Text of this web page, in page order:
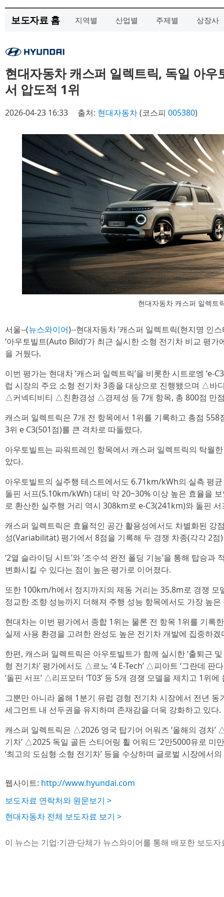
보도자료 홈 지역별 산업별 주제별 상장사
현대자동차 캐스퍼 일렉트릭, 독일 아우
서 압도적 1위
2026-04-23 16:33 출처: 현대자동차(코스피 005380)
현대자동차 캐스퍼 일렉트
서울--(뉴스와이어)--현대자동차 ‘캐스퍼 일렉트릭(현지명 인
‘아우토빌트(Auto Bild)’가 최근 실시한 소형 전기차 비교 평
을 거뒀다.
이번 평가는 현대차 ‘캐스퍼 일렉트릭’을 비롯한 시트로엥 ‘e-
럽 시장의 주요 소형 전기차 3종을 대상으로 진행됐으며 △
△커넥티비티 △친환경성 △경제성 등 7개 항목, 총 800점 만
캐스퍼 일렉트릭은 7개 전 항목에서 1위를 기록하고 총점
3위 e C3(501점)를 큰 격차로 따돌렸다.
아우토빌트는 파워트레인 항목에서 캐스퍼 일렉트릭의 탁월
았다.
아우토빌트의 실주행 테스트에서도 6.71km/kWh의 실측 평
돌핀 서프(5.10km/kWh) 대비 약 20~30% 이상 높은 효율을
로 환산한 실주행 거리 역시 308km로 e-C3(241km)와 돌핀
캐스퍼 일렉트릭은 효율적인 공간 활용성에서도 차별화된 강
성(Variabilität) 평가에서 8점을 기록해 두 경쟁 차종(각각 2점
‘2열 슬라이딩 시트’와 ‘조수석 완전 폴딩 기능’을 통해 탑승
변화시킬 수 있다는 점이 높은 평가로 이어졌다.
또한 100km/h에서 정지까지의 제동 거리는 35.8m로 경쟁 모
정교한 조향 성능까지 더해져 주행 성능 항목에서도 가장 높은
현대차는 이번 평가에서 종합 1위는 물론 전 항목 1위를 기록
실제 사용 환경을 고려한 완성도 높은 전기차 개발에 집중하겠
한편, 캐스퍼 일렉트릭은 아우토빌트가 함께 실시한 ‘출퇴근
형 전기차’ 평가에서도 △르노 ‘4 E-Tech’ △피아트 ‘그란데 판
‘돌핀 서프’ △리프모터 ‘T03’ 등 5개 경쟁 모델을 제치고 1위에
그뿐만 아니라 올해 1분기 유럽 경형 전기차 시장에서 전년
세그먼트 내 선두권을 유지하며 존재감을 더욱 강화하고 있다.
캐스퍼 일렉트릭은 △2026 영국 탑기어 어워즈 ‘올해의 경차’
기차’ △2025 독일 골든 스티어링 휠 어워드 ‘2만5000유로 미
‘최고의 도심형 소형 전기차’ 등을 수상하며 글로벌 시장에서
웹사이트: http://www.hyundai.com
보도자료 연락처와 원문보기 >
현대자동차 전체 보도자료 보기 >
이 뉴스는 기업·기관·단체가 뉴스와이어를 통해 배포한 보도